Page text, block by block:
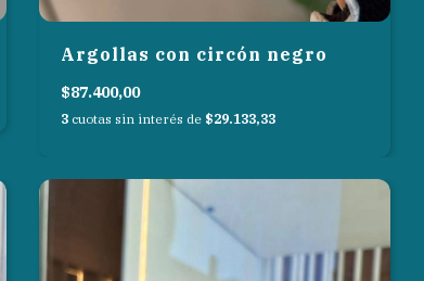
Argollas con circón negro
$87.400,00
3 cuotas sin interés de $29.133,33